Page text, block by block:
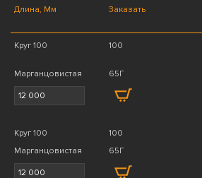
Длина, Мм
Заказать
Круг 100 100
Марганцовистая
65Г
Круг 100 100
Марганцовистая
65Г